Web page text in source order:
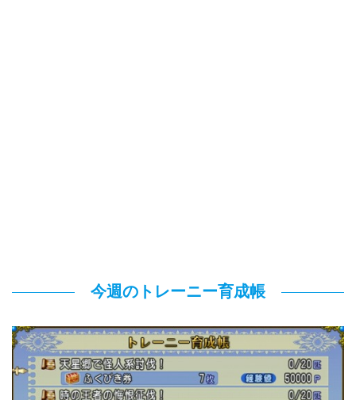
今週のトレーニー育成帳